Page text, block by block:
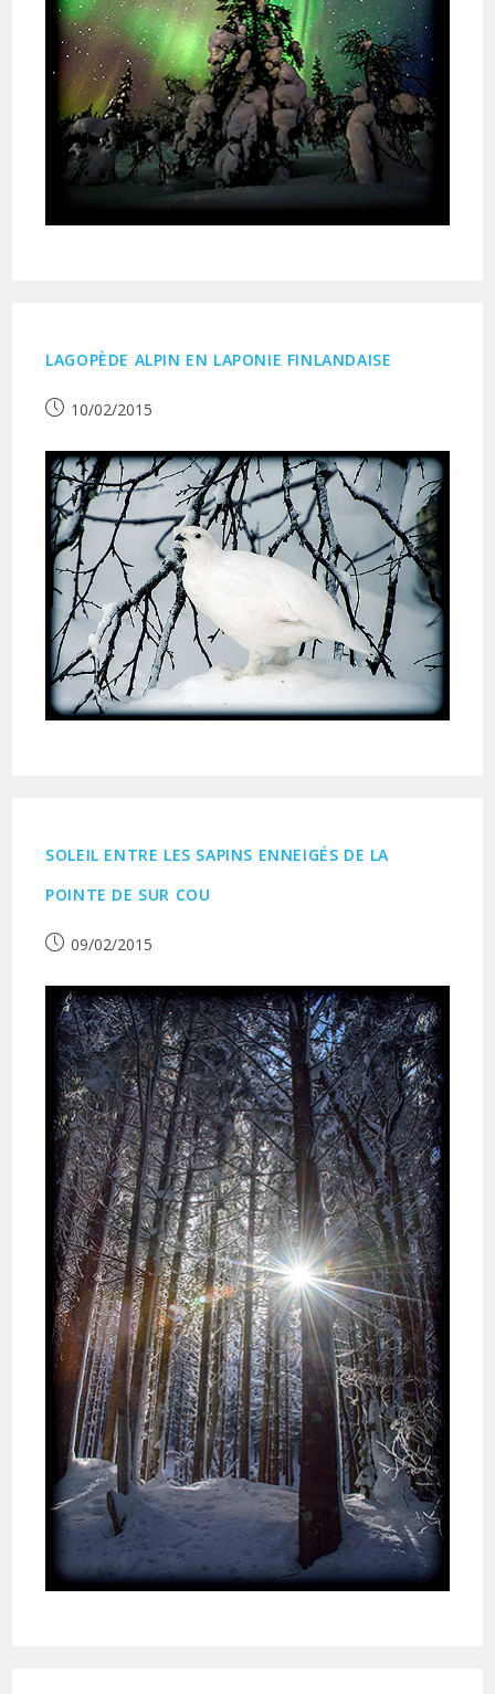
LAGOPÈDE ALPIN EN LAPONIE FINLANDAISE
Publication
10/02/2015
SOLEIL ENTRE LES SAPINS ENNEIGÉS DE LA
POINTE DE SUR COU
Publication
09/02/2015